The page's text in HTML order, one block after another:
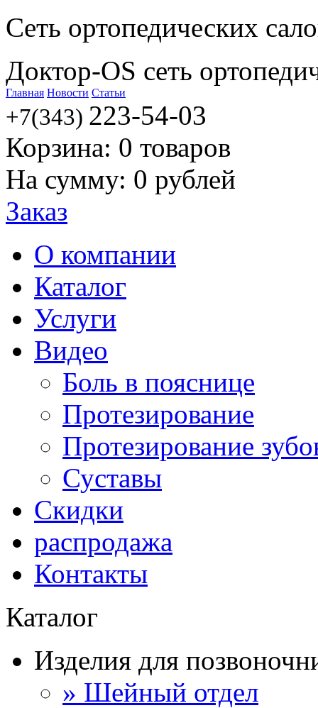
Сеть ортопедических
Доктор-OS сеть
Главная Новости Статьи
+7(343) 223-54-03
Корзина: 0 товаров
На сумму: 0 рублей
Заказ
О компании
Каталог
Услуги
Видео
Боль в пояснице
Протезирование
Протезирование
Суставы
Скидки
распродажа
Контакты
Каталог
Изделия для
» Шейный отдел